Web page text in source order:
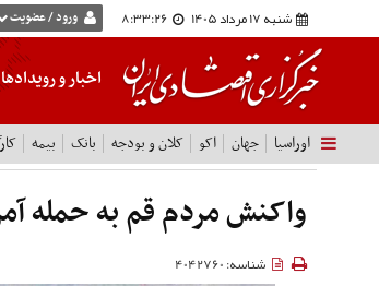
شنبه 17 مرداد 1405 8:33:27 ورود / عضویت
اخبار و رویدادها
اوراسیا جهان اکو کلان و بودجه بانک بیمه
واکنش مردم قم به حمله
شناسه: 4042760